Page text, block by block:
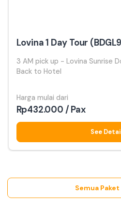
Lovina 1 Day Tour
3 AM pick up - Lovina Sunrise
Back to Hotel
Harga mulai dari
Rp432.000 / Pax
See
Semua